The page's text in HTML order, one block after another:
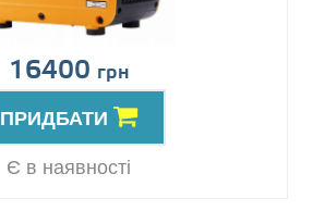
16400 грн
ПРИДБАТИ
Є в наявності